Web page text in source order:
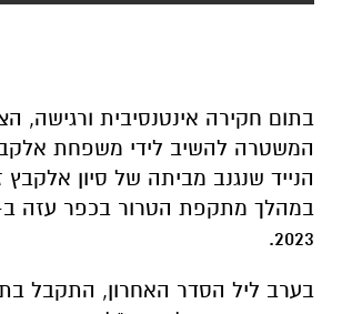
בתום חקירה אינטנסיבית ורגישה,
המשטרה להשיב לידי משפחת
הנייד שנגנב מביתה של סיון
2023.
בערב ליל הסדר האחרון, התקבל